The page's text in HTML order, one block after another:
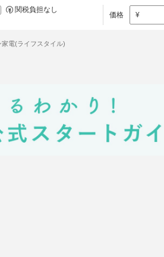
関税負担なし
価格 ¥
家電(ライフスタイル)